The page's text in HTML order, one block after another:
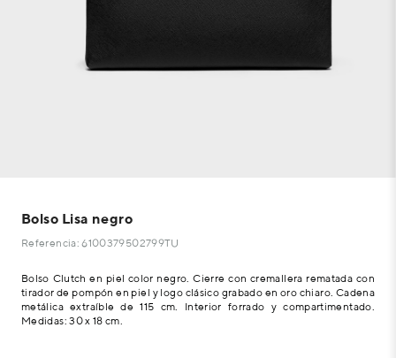
Bolso Lisa negro
Referencia: 6100379502799TU
Bolso Clutch en piel color negro. Cierre con cremallera rematada con
tirador de pompón en piel y logo clásico grabado en oro chiaro. Cadena
metálica extraíble de 115 cm. Interior forrado y compartimentado.
Medidas: 30 x 18 cm.